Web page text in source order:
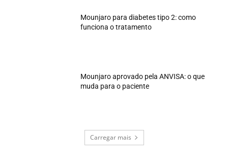
Mounjaro para diabetes tipo 2: como
funciona o tratamento
Mounjaro aprovado pela ANVISA: o que
muda para o paciente
Carregar mais